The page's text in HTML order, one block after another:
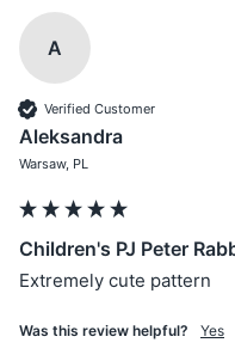
A
Verified Customer
Aleksandra
Warsaw, PL
Children's PJ Peter
Extremely cute pattern
Was this review helpful? Yes